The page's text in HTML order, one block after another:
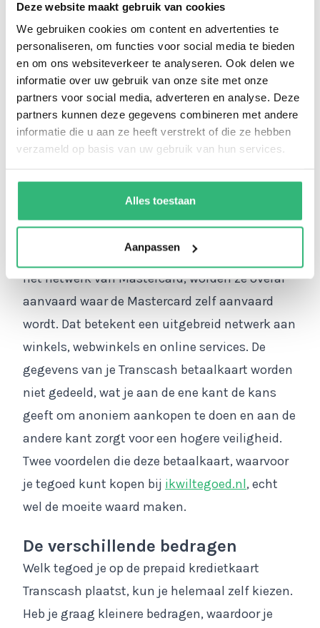
Deze website maakt gebruik van cookies
We gebruiken cookies om content en advertenties te
personaliseren, om functies voor social media te bieden
en om ons websiteverkeer te analyseren. Ook delen we
informatie over uw gebruik van onze site met onze
partners voor social media, adverteren en analyse. Deze
partners kunnen deze gegevens combineren met andere
informatie die u aan ze heeft verstrekt of die ze hebben
verzameld op basis van uw gebruik van hun services.
Alles toestaan
Aanpassen
mensen die gebruik willen maken van de
voordelen van een kredietkaart, maar die om
één of andere reden niet goedgekeurd krijgen
door de kredietmaatschappij. Het enige dat je
moet doen is de Transcash betaalkaart
aanvragen en vanaf dat moment kun je
telkens je gewenste tegoed aankopen op
betaalkaart
Omdat de Transcash betaalkaarten werken op
het netwerk van Mastercard, worden ze overal
aanvaard waar de Mastercard zelf aanvaard
wordt. Dat betekent een uitgebreid netwerk aan
winkels, webwinkels en online services. De
gegevens van je Transcash betaalkaart worden
niet gedeeld, wat je aan de ene kant de kans
geeft om anoniem aankopen te doen en aan de
andere kant zorgt voor een hogere veiligheid.
Twee voordelen die deze betaalkaart, waarvoor
je tegoed kunt kopen bij ikwiltegoed.nl, echt
wel de moeite waard maken.
De verschillende bedragen
Welk tegoed je op de prepaid kredietkaart
Transcash plaatst, kun je helemaal zelf kiezen.
Heb je graag kleinere bedragen, waardoor je